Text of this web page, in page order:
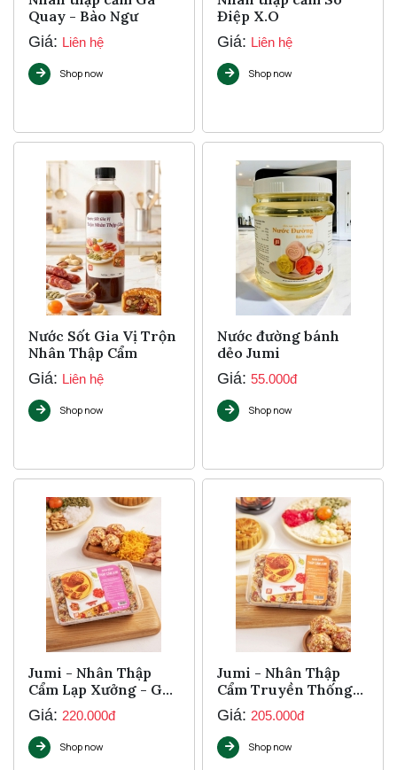
Quay - Bào Ngư
Giá: Liên hệ
Shop now
Điệp X.O
Giá: Liên hệ
Shop now
Nước Sốt Gia Vị Trộn
Nhân Thập Cẩm
Giá: Liên hệ
Shop now
Nước đường bánh
dẻo Jumi
Giá:55.000đ
Shop now
Jumi - Nhân Thập
Cẩm Lạp Xưởng - Gà
Quay 1Kg
Giá: 220.000đ
Shop now
Jumi - Nhân Thập
Cẩm Truyền Thống
1Kg
Giá:205.000đ
Shop now